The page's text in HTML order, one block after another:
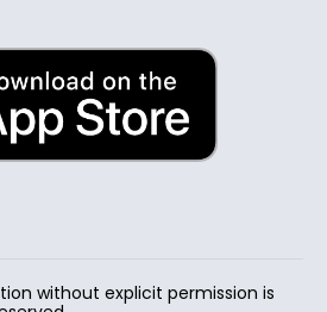
without explicit permission is